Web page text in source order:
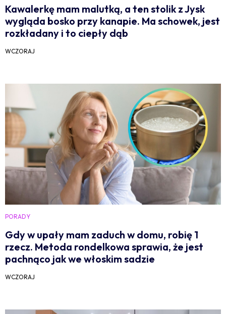
Kawalerkę mam malutką, a ten stolik z Jysk
wygląda bosko przy kanapie. Ma schowek, jest
rozkładany i to ciepły dąb
WCZORAJ
PORADY
Gdy w upały mam zaduch w domu, robię 1
rzecz. Metoda rondelkowa sprawia, że jest
pachnąco jak we włoskim sadzie
WCZORAJ